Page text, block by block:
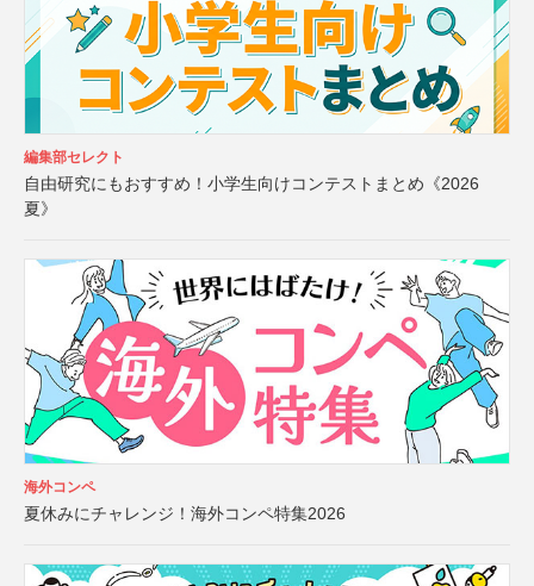
編集部セレクト
自由研究にもおすすめ！小学生向けコンテストまとめ《2026
夏》
海外コンペ
夏休みにチャレンジ！海外コンペ特集2026